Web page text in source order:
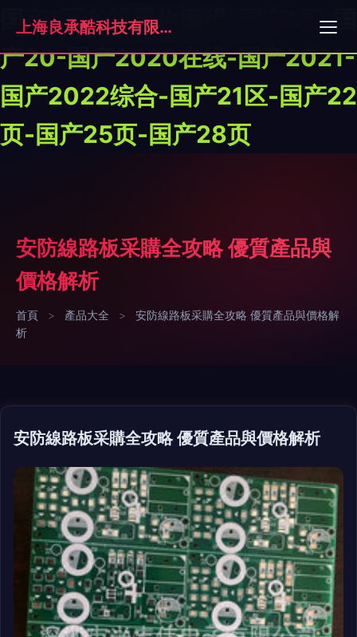
国产1区在线看你懂得-国产1页-国
产20-国产2020在线-国产2021-
国产2022综合-国产21区-国产22
页-国产25页-国产28页
上海良承酷科技有限公司
安防線路板采購全攻略 優質產品與
價格解析
首頁 > 產品大全 >
安防線路板采購全攻略 優質產品與價格解
析
安防線路板采購全攻略 優質產品與價格解析